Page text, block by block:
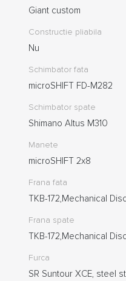
Giant custom
Constructie pliabila
Nu
Schimbator fata
microSHIFT FD-M282
Schimbator spate
Shimano Altus M310
Manete
microSHIFT 2x8
Frana fata
TKB-172,Mechanical Disc
Frana spate
TKB-172,Mechanical Disc
Furca
SR Suntour XCE, steel